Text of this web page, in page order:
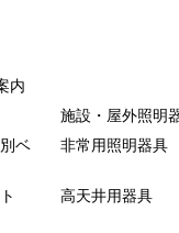
内
施設・屋外照明
ベ
非常用照明器具
高天井用器具